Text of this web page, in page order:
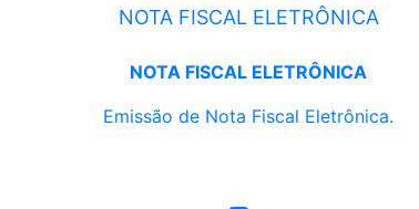
NOTA FISCAL ELETRÔNICA
NOTA FISCAL ELETRÔNICA
Emissão de Nota Fiscal Eletrônica.